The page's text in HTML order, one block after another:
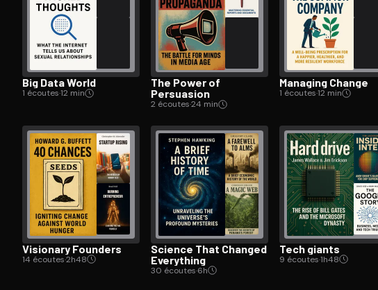
Big Data World
1 écoutes·12 min
The Power of
Persuasion
2 écoutes·24 min
Managing Change
1 écoutes·12 min
Visionary Founders
14 écoutes·2h48
Science That Changed
Everything
30 écoutes·6h
Tech giants
9 écoutes·1h48